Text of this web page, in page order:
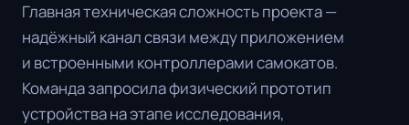
Главная техническая сложность проекта —
надёжный канал связи между приложением
и встроенными контроллерами самокатов.
Команда запросила физический прототип
устройства на этапе исследования,